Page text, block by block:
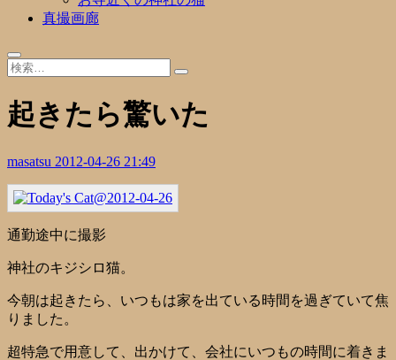
真撮画廊
起きたら驚いた
masatsu 2012-04-26 21:49
通勤途中に撮影
神社のキジシロ猫。
今朝は起きたら、いつもは家を出ている時間を過ぎていて焦
りました。
超特急で用意して、出かけて、会社にいつもの時間に着きま